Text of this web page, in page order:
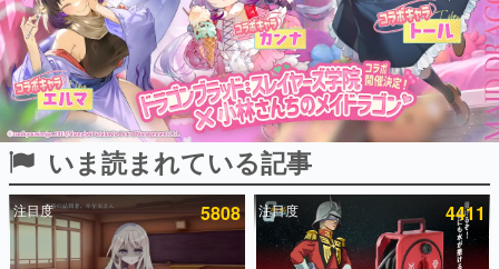
ピックアップ
電ファミのいま読まれている記事ランキング
いま読まれている記事
注目度 5808 注目度 4411